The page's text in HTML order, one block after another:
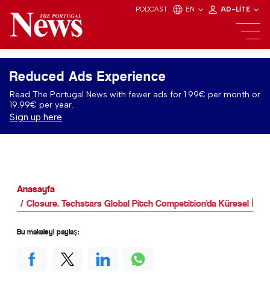
PODCAST EN AD-LITE
Reduced Ads Experience
Read The Portugal News with fewer ads for 1.99€ per month or
19.99€ per year.
Sign up here
Anasayfa
Closure. Techstars Global Pitch Competition'da Küresel
Bu makaleyi paylaş: